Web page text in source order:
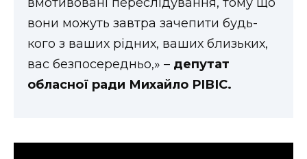
вони можуть завтра зачепити будь-
кого з ваших рідних, ваших близьких,
вас безпосередньо,» – депутат
обласної ради Михайло РІВІС.